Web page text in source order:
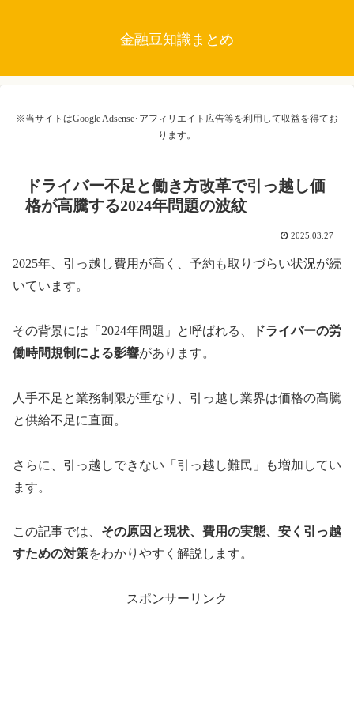
金融豆知識まとめ
※当サイトはGoogle Adsense･アフィリエイト広告等を利用して収益を得てお
ります。
ドライバー不足と働き方改革で引っ越し価
格が高騰する2024年問題の波紋
2025.03.27
2025年、引っ越し費用が高く、予約も取りづらい状況が続
いています。
その背景には「2024年問題」と呼ばれる、
ドライバーの労
働時間規制による影響があります。
人手不足と業務制限が重なり、引っ越し業界は価格の高騰
と供給不足に直面。
さらに、引っ越しできない「引っ越し難民」も増加してい
ます。
この記事では、 その原因と現状、費用の実態、安く引っ越
すための対策をわかりやすく解説します。
スポンサーリンク